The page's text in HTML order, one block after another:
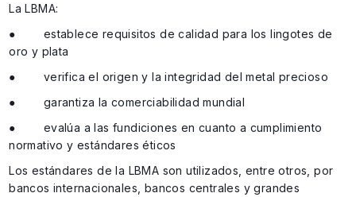
La LBMA:
● establece requisitos de calidad para los lingotes de
oro y plata
● verifica el origen y la integridad del metal precioso
● garantiza la comerciabilidad mundial
● evalúa a las fundiciones en cuanto a cumplimiento
normativo y estándares éticos
Los estándares de la LBMA son utilizados, entre otros, por
bancos internacionales, bancos centrales y grandes